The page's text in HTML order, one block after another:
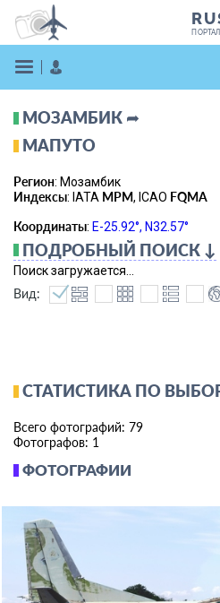
МОЗАМБИК ➦
МАПУТО
Регион: Мозамбик
Индексы: IATA MPM, ICAO FQMA
Координаты: E-25.92°, N32.57°
ФОТОГРАФИИ
ПОДРОБНЫЙ ПОИСК ↓
Поиск загружается...
Вид:
СТАТИСТИКА ПО
Всего фотографий: 79
Фотографов: 1